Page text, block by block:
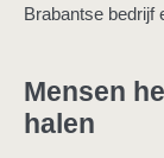
Brabantse bedrijf
Mensen
halen